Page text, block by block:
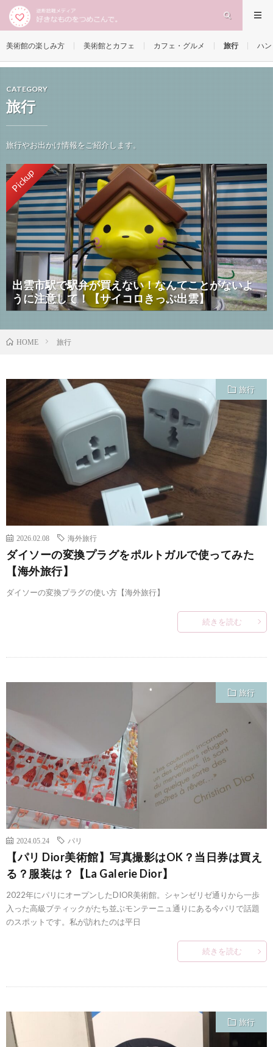
美術館の楽しみ方 美術館とカフェ カフェ・グルメ 旅行 ハ
CATEGORY
旅行
旅行やお出かけ情報をご紹介します。
Pickup
出雲市駅で駅弁が買えない！なんてことがないよ
うに注意して！【サイコロきっぷ出雲】
HOME 旅行
旅行
2026.02.08 海外旅行
ダイソーの変換プラグをポルトガルで使ってみた
【海外旅行】
ダイソーの変換プラグの使い方【海外旅行】
続きを読む
旅行
2024.05.24 パリ
【パリ Dior美術館】写真撮影はOK？当日券は買え
る？服装は？【La Galerie Dior】
2022年にパリにオープンしたDIOR美術館。シャンゼリゼ通りから一歩
入った高級ブティックがたち並ぶモンテーニュ通りにある今パリで話題
のスポットです。私が訪れたのは平日
続きを読む
旅行